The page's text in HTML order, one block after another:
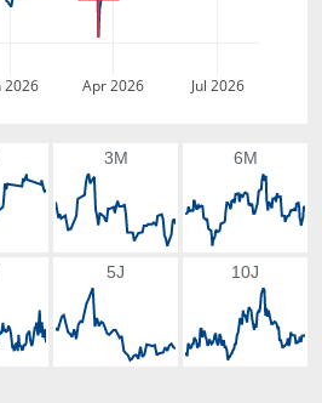
2026 Apr 2026 Jul 2026
3M 6M
5J 10J